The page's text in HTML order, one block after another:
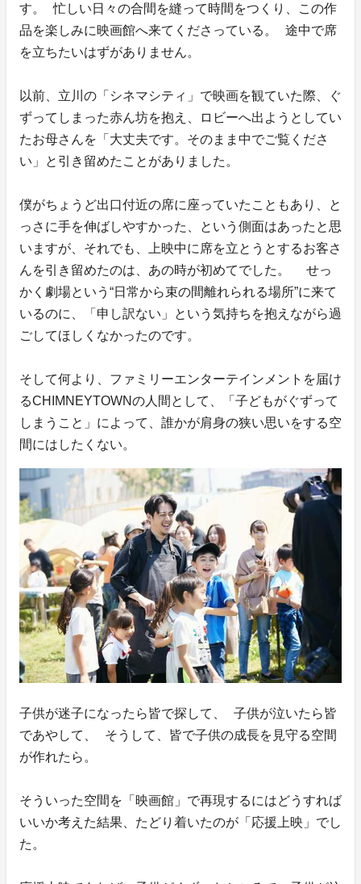
す。 忙しい日々の合間を縫って時間をつくり、この作
品を楽しみに映画館へ来てくださっている。 途中で席
を立ちたいはずがありません。
以前、立川の「シネマシティ」で映画を観ていた際、ぐ
ずってしまった赤ん坊を抱え、ロビーへ出ようとしてい
たお母さんを「大丈夫です。そのまま中でご覧くださ
い」と引き留めたことがありました。
僕がちょうど出口付近の席に座っていたこともあり、と
っさに手を伸ばしやすかった、という側面はあったと思
いますが、それでも、上映中に席を立とうとするお客さ
んを引き留めたのは、あの時が初めてでした。 せっ
かく劇場という“日常から束の間離れられる場所”に来て
いるのに、「申し訳ない」という気持ちを抱えながら過
ごしてほしくなかったのです。
そして何より、ファミリーエンターテインメントを届け
るCHIMNEYTOWNの人間として、「子どもがぐずって
しまうこと」によって、誰かが肩身の狭い思いをする空
間にはしたくない。
子供が迷子になったら皆で探して、 子供が泣いたら皆
であやして、 そうして、皆で子供の成長を見守る空間
が作れたら。
そういった空間を「映画館」で再現するにはどうすれば
いいか考えた結果、たどり着いたのが「応援上映」でし
た。